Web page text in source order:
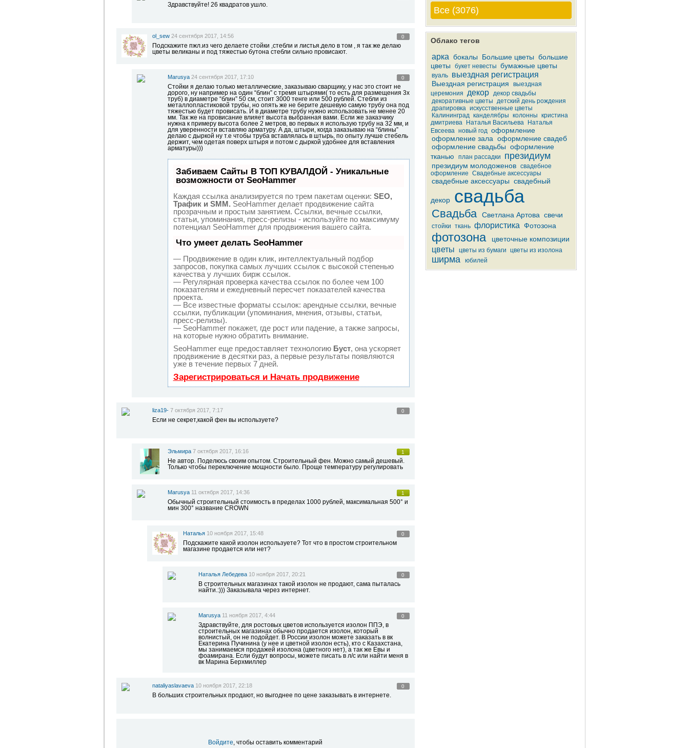
Здравствуйте! 26 квадратов ушло.
ol_sew 24 сентября 2017, 14:56 0
Подскажите пжл.из чего делаете стойки ,стебли и листья.дело в том , я так же делаю
цветы великаны и под тяжестью бутона стебли сильно провисают.
Marusya 24 сентября 2017, 17:10 0
Стойки я делаю только металлические, заказываю сварщику, у нас это стоит не
дорого, ну например на один “блин” с тремя штырями( то есть для размещения 3х
труб) в диаметре “блин” 50 см, стоит 3000 тенге или 500 рублей. Стебли из
металлопластиковой трубы, но опять же не берите дешевую самую трубу она под
тяжестью будет провисать. И в диаметре трубу нужно использовать не менее 20
мм. Так же на провисание влияет высота выбранная вами. Если же заказчику
нужна к примеру высота более 2 метров, во первых я использую трубу на 32 мм, и
для уверенности вставляю арматуру. А да, штыри, когда заказываю на “блины”
делаю с дыркой ну т.е чтобы труба вставлялась в штырь, по опыту лучше стебель
держит, чем одетая поверх штыря и потом с дыркой удобнее для вставления
арматуры)))
Забиваем Сайты В ТОП КУВАЛДОЙ - Уникальные
возможности от SeoHammer
Каждая ссылка анализируется по трем пакетам оценки: SEO,
Трафик и SMM. SeoHammer делает продвижение сайта
прозрачным и простым занятием. Ссылки, вечные ссылки,
статьи, упоминания, пресс-релизы - используйте по максимуму
потенциал SeoHammer для продвижения вашего сайта.
Что умеет делать SeoHammer
— Продвижение в один клик, интеллектуальный подбор
запросов, покупка самых лучших ссылок с высокой степенью
качества у лучших бирж ссылок.
— Регулярная проверка качества ссылок по более чем 100
показателям и ежедневный пересчет показателей качества
проекта.
— Все известные форматы ссылок: арендные ссылки, вечные
ссылки, публикации (упоминания, мнения, отзывы, статьи,
пресс-релизы).
— SeoHammer покажет, где рост или падение, а также запросы,
на которые нужно обратить внимание.
SeoHammer еще предоставляет технологию Буст, она ускоряет
продвижение в десятки раз, а первые результаты появляются
уже в течение первых 7 дней.
Зарегистрироваться и Начать продвижение
liza19- 7 октября 2017, 7:17 0
Если не секрет,какой фен вы используете?
Эльмира 7 октября 2017, 16:16 1
Не автор. Поделюсь своим опытом. Строительный фен. Можно самый дешевый.
Только чтобы переключение мощности было. Проще температуру регулировать
Marusya 11 октября 2017, 14:36 1
Обычный строительный стоимость в пределах 1000 рублей, максимальная 500° и
мин 300° название CROWN
Наталья 10 ноября 2017, 15:48 0
Подскажите какой изолон используете? Тот что в простом строительном
магазине продается или нет?
Наталья Лебедева 10 ноября 2017, 20:21 0
В строительных магазинах такой изолон не продают, сама пыталась
найти.:))) Заказывала через интернет.
Marusya 11 ноября 2017, 4:44 0
Здравствуйте, для ростовых цветов используется изолон ППЭ, в
строительных магазинах обычно продается изолон, который
волнистый, он не подойдет. В России изолон можете заказать в вк
Екатерина Пучинина (у нее и цветной изолон есть), кто с Казахстана,
мы занимаемся продажей изолона (цветного нет), а так же Евы и
фоамирана. Если будут вопросы, можете писать в л/с или найти меня в
вк Марина Берхмиллер
nataliyaslavaeva 10 ноября 2017, 22:18 0
В больших строительных продают, но выгоднее по цене заказывать в интернете.
Войдите , чтобы оставить комментарий
Все (3076)
Облако тегов
арка бокалы Большие цветы большие
цветы
букет невесты бумажные цветы
вуаль выездная регистрация
Выездная регистрация
выездная
церемония
декор
декор свадьбы
декоративные цветы детский день рождения
драпировка искусственные цветы
Калининград канделябры колонны кристина
дмитриева
Наталья Васильева
Наталья
Евсеева новый год оформление
оформление зала оформление свадеб
оформление свадьбы оформление
тканью
план рассадки президиум
президиум молодоженов
свадебное
оформление Свадебные аксессуары
свадебные аксессуары свадебный
декор свадьба
Свадьба Светлана Артова свечи
стойки ткань флористика Фотозона
фотозона цветочные композиции
цветы цветы из бумаги цветы из изолона
ширма юбилей